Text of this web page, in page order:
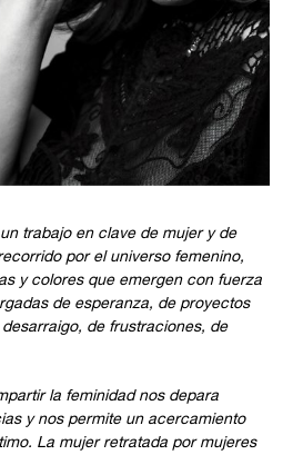
trabajo en clave de mujer y de
por el universo femenino,
y colores que emergen con fuerza
de esperanza, de proyectos
de frustraciones, de
la feminidad nos depara
y nos permite un acercamiento
La mujer retratada por mujeres